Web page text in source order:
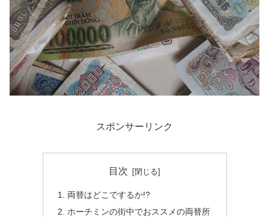
スポンサーリンク
目次
両替はどこでするか!?
ホーチミンの街中でおススメの両替所